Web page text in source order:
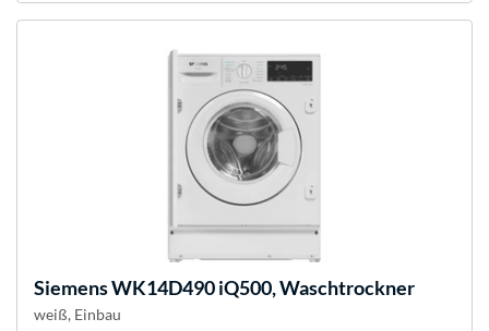
SiemensWK14D490 iQ500, Waschtrockner
weiß, Einbau